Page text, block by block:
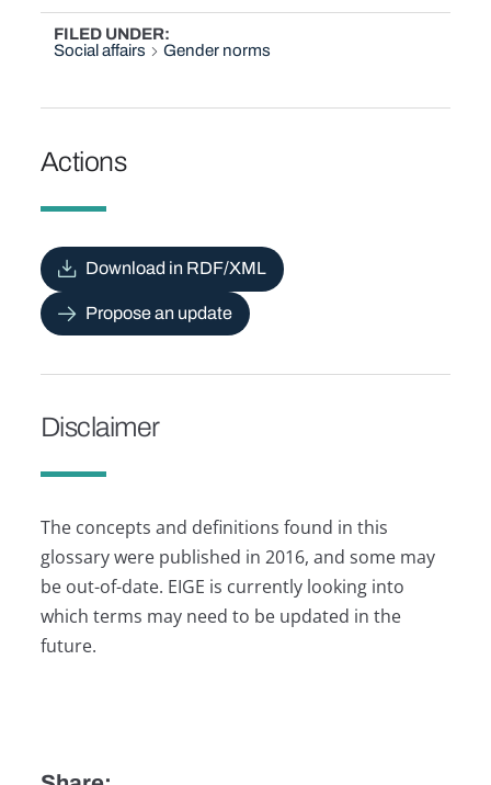
FILED UNDER
Social affairs
Gender norms
Actions
Download in RDF/XML
Propose an update
Disclaimer
The concepts and definitions found in this
glossary were published in 2016, and some may
be out-of-date. EIGE is currently looking into
which terms may need to be updated in the
future.